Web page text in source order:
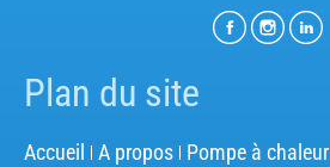
Plan du site
Accueil A propos Pompe à chaleur